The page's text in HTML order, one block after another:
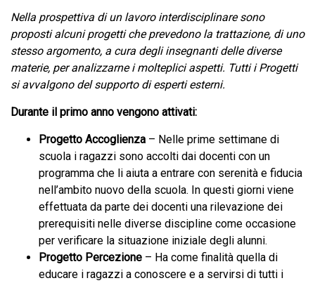
Nella prospettiva di un lavoro interdisciplinare sono
proposti alcuni progetti che prevedono la trattazione, di uno
stesso argomento, a cura degli insegnanti delle diverse
materie, per analizzarne i molteplici aspetti. Tutti i Progetti
si avvalgono del supporto di esperti esterni.
Durante il primo anno vengono attivati:
Progetto Accoglienza – Nelle prime settimane di
scuola i ragazzi sono accolti dai docenti con un
programma che li aiuta a entrare con serenità e fiducia
nell’ambito nuovo della scuola. In questi giorni viene
effettuata da parte dei docenti una rilevazione dei
prerequisiti nelle diverse discipline come occasione
per verificare la situazione iniziale degli alunni.
Progetto Percezione – Ha come finalità quella di
educare i ragazzi a conoscere e a servirsi di tutti i